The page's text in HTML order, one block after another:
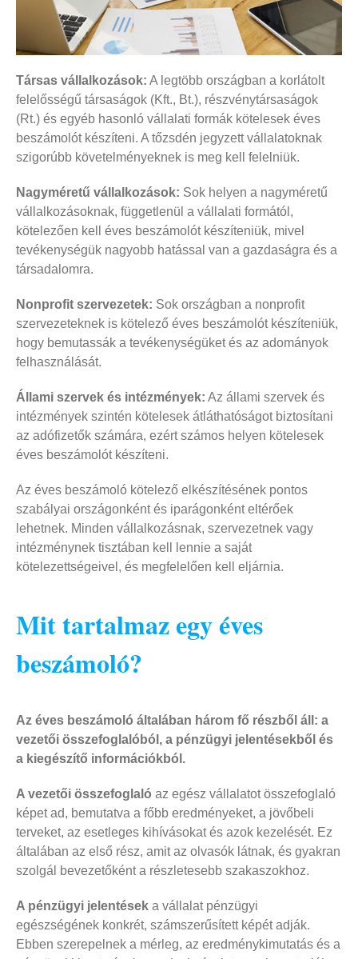
Társas vállalkozások: A legtöbb országban a korlátolt
felelősségű társaságok (Kft., Bt.), részvénytársaságok
(Rt.) és egyéb hasonló vállalati formák kötelesek éves
beszámolót készíteni. A tőzsdén jegyzett vállalatoknak
szigorúbb követelményeknek is meg kell felelniük.
Nagyméretű vállalkozások: Sok helyen a nagyméretű
vállalkozásoknak, függetlenül a vállalati formától,
kötelezően kell éves beszámolót készíteniük, mivel
tevékenységük nagyobb hatással van a gazdaságra és a
társadalomra.
Nonprofit szervezetek: Sok országban a nonprofit
szervezeteknek is kötelező éves beszámolót készíteniük,
hogy bemutassák a tevékenységüket és az adományok
felhasználását.
Állami szervek és intézmények: Az állami szervek és
intézmények szintén kötelesek átláthatóságot biztosítani
az adófizetők számára, ezért számos helyen kötelesek
éves beszámolót készíteni.
Az éves beszámoló kötelező elkészítésének pontos
szabályai országonként és iparágonként eltérőek
lehetnek. Minden vállalkozásnak, szervezetnek vagy
intézménynek tisztában kell lennie a saját
kötelezettségeivel, és megfelelően kell eljárnia.
Mit tartalmaz egy éves
beszámoló?
Az éves beszámoló általában három fő részből áll: a
vezetői összefoglalóból, a pénzügyi jelentésekből és
a kiegészítő információkból.
A vezetői összefoglaló az egész vállalatot összefoglaló
képet ad, bemutatva a főbb eredményeket, a jövőbeli
terveket, az esetleges kihívásokat és azok kezelését. Ez
általában az első rész, amit az olvasók látnak, és gyakran
szolgál bevezetőként a részletesebb szakaszokhoz.
A pénzügyi jelentéseka vállalat pénzügyi
egészségének konkrét, számszerűsített képét adják.
Ebben szerepelnek a mérleg, az eredménykimutatás és a